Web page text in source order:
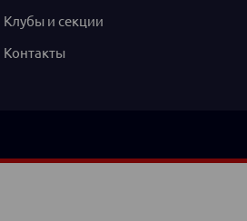
Клубы и секции
Контакты